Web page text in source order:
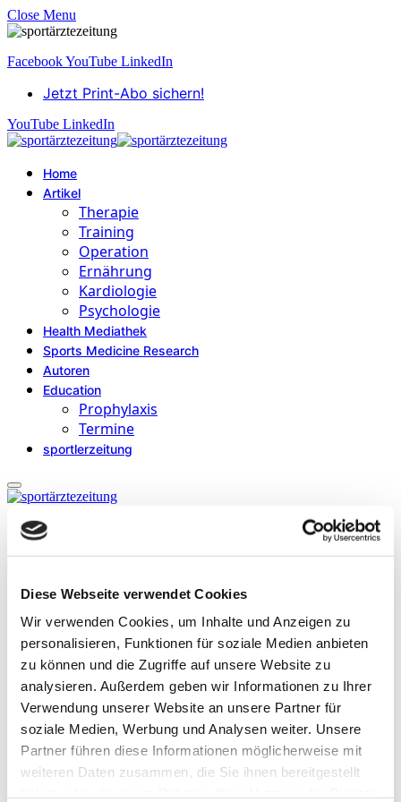
Diese Webseite verwendet Cookies
Wir verwenden Cookies, um Inhalte und Anzeigen zu
personalisieren, Funktionen für soziale Medien anbieten
zu können und die Zugriffe auf unsere Website zu
analysieren. Außerdem geben wir Informationen zu Ihrer
Verwendung unserer Website an unsere Partner für
soziale Medien, Werbung und Analysen weiter. Unsere
Partner führen diese Informationen möglicherweise mit
weiteren Daten zusammen, die Sie ihnen bereitgestellt
Close Menu
FacebookYouTube LinkedIn
Jetzt Print-Abo sichern!
YouTube LinkedIn
Home
Artikel
Therapie
Training
Operation
Ernährung
Kardiologie
Psychologie
Health Mediathek
Sports Medicine Research
Autoren
Education
Prophylaxis
Termine
sportlerzeitung
, MD, PhD, ist Privatdozentin am Universitätskrankenhaus Kuopio,
Finnland. Als Fachärztin für Anästhesiologie leitet sie dort die
Abteilung Anästhesiologie.
Beiträge